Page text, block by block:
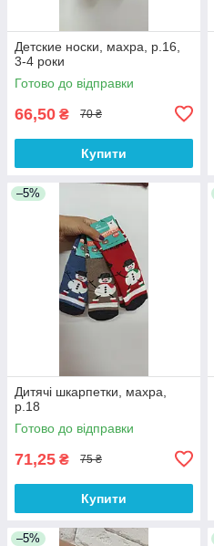
Детские носки, махра, р.16,
3-4 роки
Готово до відправки
66,50 ₴ 70 ₴
Купити
–5%
Дитячі шкарпетки, махра,
р.18
Готово до відправки
71,25 ₴ 75 ₴
Купити
–5%